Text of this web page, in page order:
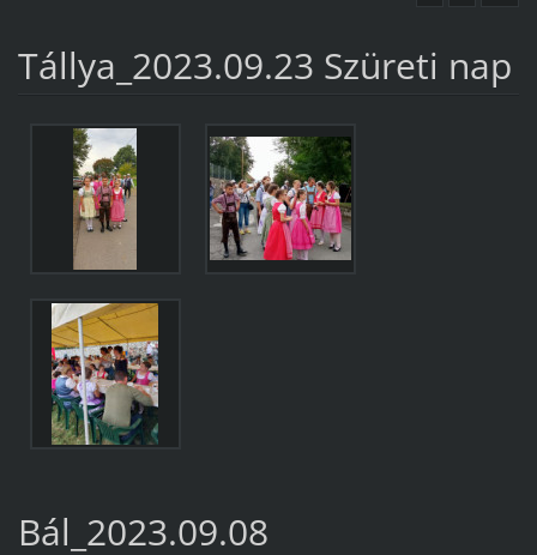
Tállya_2023.09.23 Szüreti nap
Bál_2023.09.08